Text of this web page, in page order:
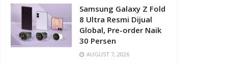
Samsung Galaxy Z Fold
8 Ultra Resmi Dijual
Global, Pre-order Naik
30 Persen
AUGUST 7, 2026